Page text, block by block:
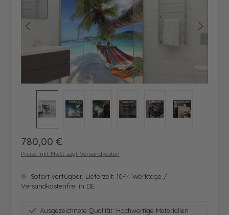
Regulärer Preis:
780,00 €
Preise inkl. MwSt. zzgl. Versandkosten
Sofort verfügbar, Lieferzeit: 10-14 Werktage /
Versandkostenfrei in DE
Ausgezeichnete Qualität: Hochwertige Materialien